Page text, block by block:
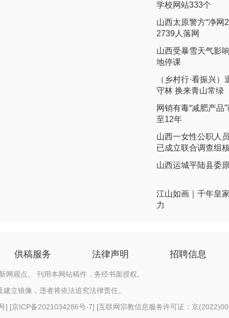
学校网站333个
山西太原警方“净网
2739人落网
山西受暴雪天气影
地停课
（乡村行·看振兴
守林 换来青山常绿
网销有毒“减肥产品
至12年
山西一女性公职人
已成立联合调查组
山西运城平陆县委
江山如画｜千年皇
力
供稿服务 法律声明 招聘信息
观点。 刊用本网站稿件，务经书面授权。
立镜像，违者将依法追究法律责任。
] [京ICP备2021034286号-7] [互联网宗教信息服务许可证：京